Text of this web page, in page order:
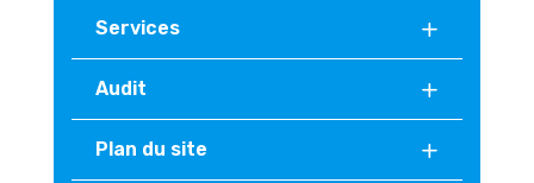
Services
Audit
Plan du site